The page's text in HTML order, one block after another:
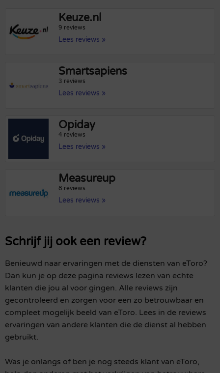
Keuze.nl
9 reviews
Lees reviews »
Smartsapiens
3 reviews
Lees reviews »
Opiday
4 reviews
Lees reviews »
Measureup
8 reviews
Lees reviews »
Schrijf jij ook een review?
Benieuwd naar ervaringen met de diensten van eToro?
Dan kun je op deze pagina reviews lezen van echte
klanten die jou al voor gingen. Alle reviews zijn
gecontroleerd en zorgen voor een zo betrouwbaar en
compleet mogelijk beeld van eToro. Lees in de reviews
ervaringen van andere klanten die de dienst al hebben
gebruikt.
Was je onlangs of ben je nog steeds klant van eToro,